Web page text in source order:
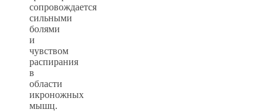
сопровождается
сильными
болями
и
чувством
распирания
в
области
икроножных
мышц.